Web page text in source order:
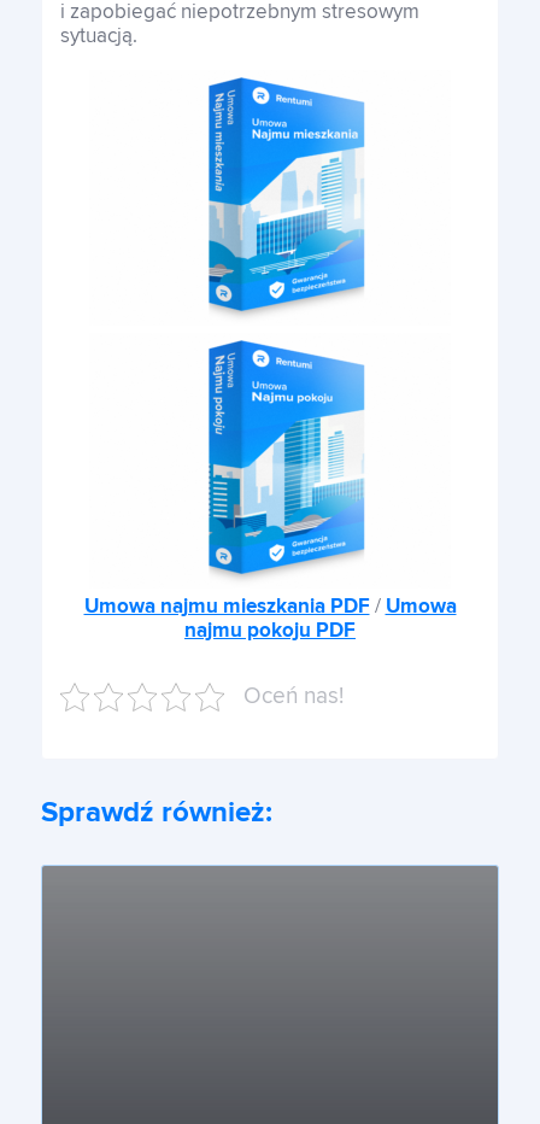
i zapobiegać niepotrzebnym stresowym
sytuacją.
Umowa najmu mieszkania PDF/ Umowa
najmu pokoju PDF
Oceń nas!
Sprawdź również: